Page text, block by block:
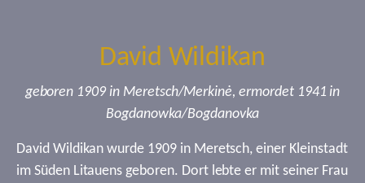
David Wildikan
geboren 1909 in Meretsch/Merkinė, ermordet 1941 in
Bogdanowka/Bogdanovka
David Wildikan wurde 1909 in Meretsch, einer Kleinstadt
im Süden Litauens geboren. Dort lebte er mit seiner Frau